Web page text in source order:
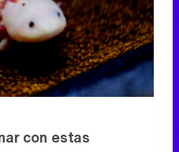
con estas